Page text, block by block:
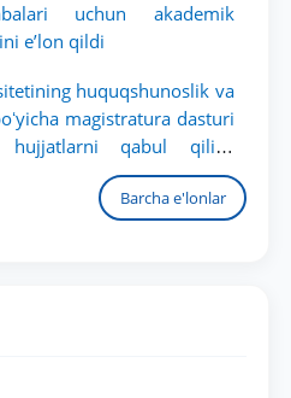
uchun akademik
e’lon qildi
huquqshunoslik va
magistratura dasturi
hujjatlarni qabul qilish
Barcha e'lonlar